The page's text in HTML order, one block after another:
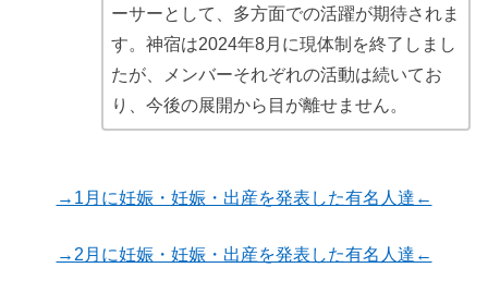
ーサーとして、多方面での活躍が期待されま
す。神宿は2024年8月に現体制を終了しまし
たが、メンバーそれぞれの活動は続いてお
り、今後の展開から目が離せません。
→1月に妊娠・妊娠・出産を発表した有名人達←
→2月に妊娠・妊娠・出産を発表した有名人達←